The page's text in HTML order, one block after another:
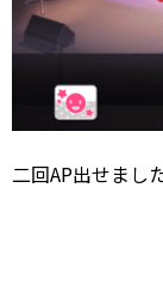
二回AP出せまし